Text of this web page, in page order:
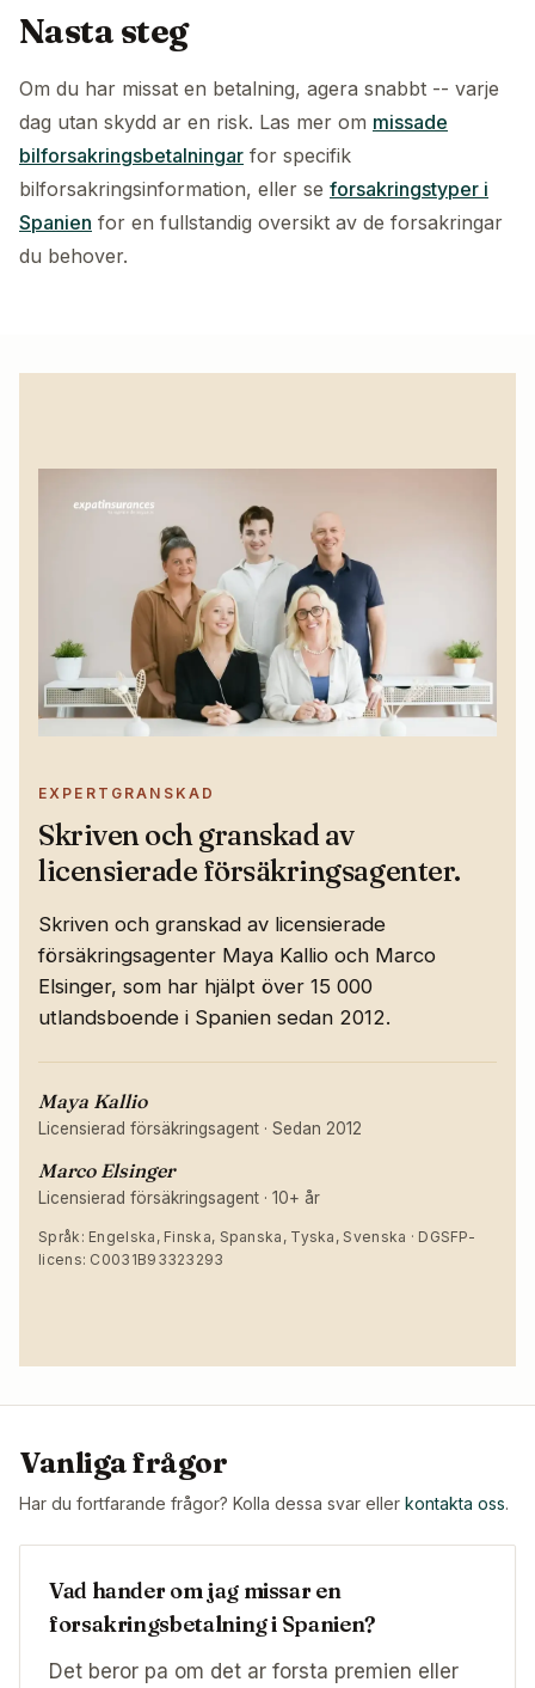
Nasta steg
Om du har missat en betalning, agera snabbt -- varje
dag utan skydd ar en risk. Las mer om missade
bilforsakringsbetalningar for specifik
bilforsakringsinformation, eller se forsakringstyper i
Spanien for en fullstandig oversikt av de forsakringar
du behover.
EXPERTGRANSKAD
Skriven och granskad av
licensierade försäkringsagenter.
Skriven och granskad av licensierade
försäkringsagenter Maya Kallio och Marco
Elsinger, som har hjälpt över 15 000
utlandsboende i Spanien sedan 2012.
Maya Kallio
Licensierad försäkringsagent · Sedan 2012
Marco Elsinger
Licensierad försäkringsagent · 10+ år
Språk: Engelska, Finska, Spanska, Tyska, Svenska · DGSFP-
licens: C0031B93323293
Vanliga frågor
Har du fortfarande frågor? Kolla dessa svar eller kontakta oss.
Vad hander om jag missar en
forsakringsbetalning i Spanien?
Det beror pa om det ar forsta premien eller